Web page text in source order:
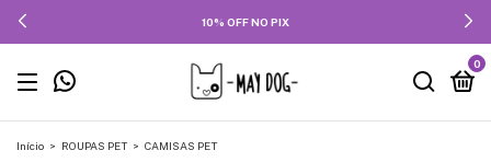
10% OFF NO PIX
0
Início > ROUPAS PET > CAMISAS PET